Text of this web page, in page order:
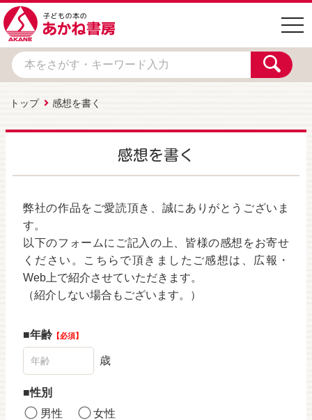
トップ 感想を書く
感想を書く
弊社の作品をご愛読頂き、誠にありがとうございま
す。
以下のフォームにご記入の上、皆様の感想をお寄せ
ください。こちらで頂きましたご感想は、広報・
Web上で紹介させていただきます。
（紹介しない場合もございます。）
年齢 必須
歳
性別
男性
女性